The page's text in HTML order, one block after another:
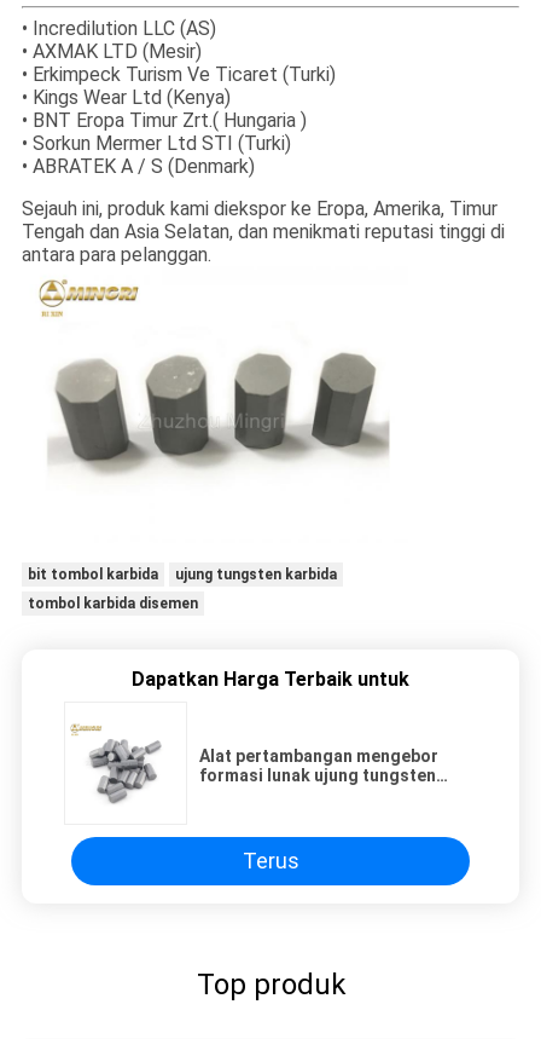
• Incredilution LLC (AS)
• AXMAK LTD (Mesir)
• Erkimpeck Turism Ve Ticaret (Turki)
• Kings Wear Ltd (Kenya)
• BNT Eropa Timur Zrt.( Hungaria )
• Sorkun Mermer Ltd STI (Turki)
• ABRATEK A / S (Denmark)
Sejauh ini, produk kami diekspor ke Eropa, Amerika, Timur
Tengah dan Asia Selatan, dan menikmati reputasi tinggi di
antara para pelanggan.
bit tombol karbida
ujung tungsten karbida
tombol karbida disemen
Dapatkan Harga Terbaik untuk
Alat pertambangan mengebor
formasi lunak ujung tungsten
Terus
Top produk